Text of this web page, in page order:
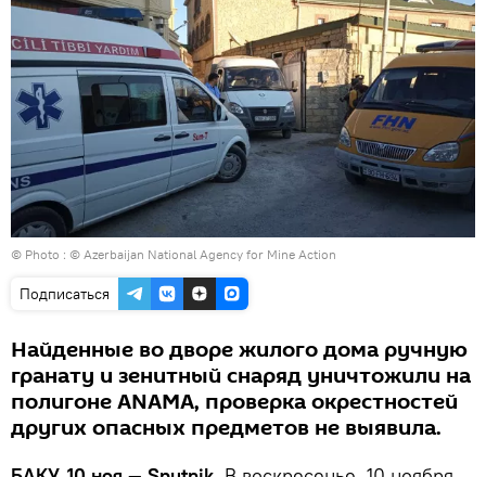
© Photo : © Azerbaijan National Agency for Mine Action
Подписаться
Найденные во дворе жилого дома ручную
гранату и зенитный снаряд уничтожили на
полигоне ANAMA, проверка окрестностей
других опасных предметов не выявила.